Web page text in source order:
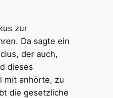
zur
Da sagte ein
der auch,
dieses
mit anhörte, zu
die gesetzliche